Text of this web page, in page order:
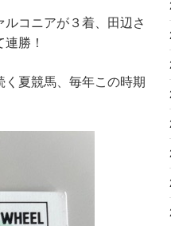
コニアが３着、田辺さ
勝！
夏競馬、毎年この時期